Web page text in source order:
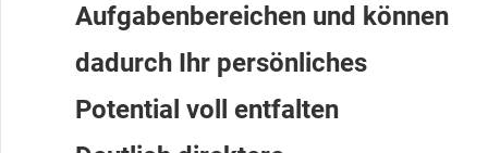
Aufgabenbereichen und können
dadurch Ihr persönliches
Potential voll entfalten